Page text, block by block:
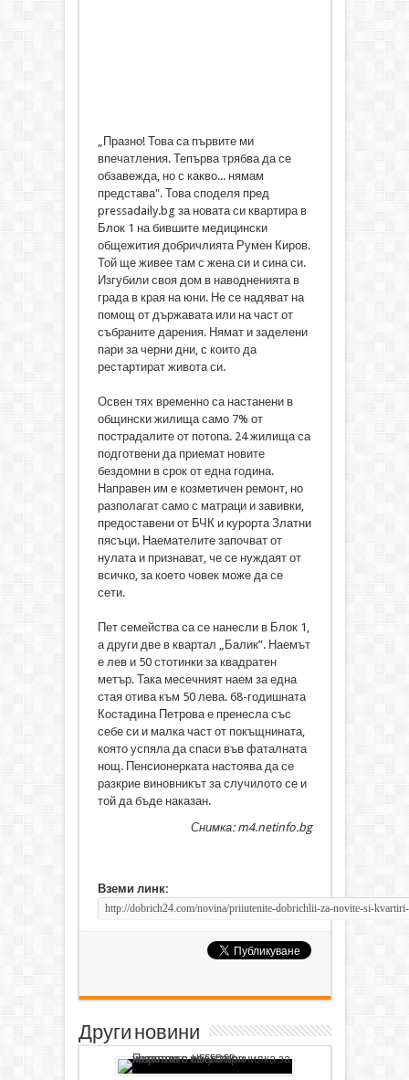
„Празно! Това са първите ми
впечатления. Тепърва трябва да се
обзавежда, но с какво... нямам
представа". Това споделя пред
pressadaily.bg за новата си квартира в
Блок 1 на бившите медицински
общежития добричлията Румен Киров.
Той ще живее там с жена си и сина си.
Изгубили своя дом в наводненията в
града в края на юни. Не се надяват на
помощ от държавата или на част от
събраните дарения. Нямат и заделени
пари за черни дни, с които да
рестартират живота си.
Освен тях временно са настанени в
общински жилища само 7% от
пострадалите от потопа. 24 жилища са
подготвени да приемат новите
бездомни в срок от една година.
Направен им е козметичен ремонт, но
разполагат само с матраци и завивки,
предоставени от БЧК и курорта Златни
пясъци. Наемателите започват от
нулата и признават, че се нуждаят от
всичко, за което човек може да се
сети.
Пет семейства са се нанесли в Блок 1,
а други две в квартал „Балик”. Наемът
е лев и 50 стотинки за квадратен
метър. Така месечният наем за една
стая отива към 50 лева. 68-годишната
Костадина Петрова е пренесла със
себе си и малка част от покъщнината,
която успяла да спаси във фаталната
нощ. Пенсионерката настоява да се
разкрие виновникът за случилото се и
той да бъде наказан.
Снимка: m4.netinfo.bg
Вземи линк:
Други новини